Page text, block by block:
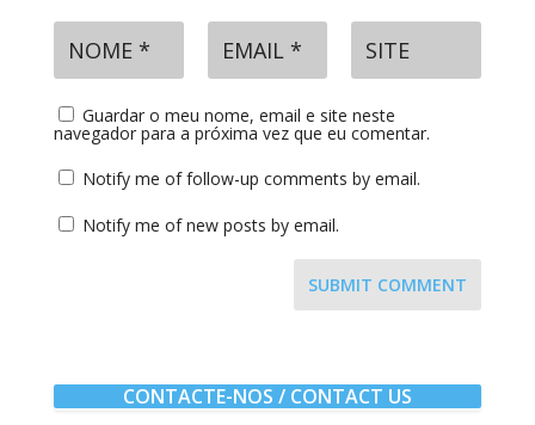
Guardar o meu nome, email e site neste
navegador para a próxima vez que eu comentar.
Notify me of follow-up comments by email.
Notify me of new posts by email.
SUBMIT COMMENT
CONTACTE-NOS / CONTACT US